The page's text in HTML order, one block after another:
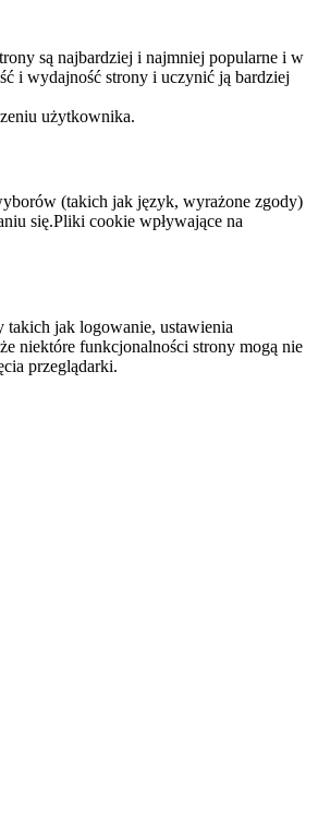
są najbardziej i najmniej popularne i w
i wydajność strony i uczynić ją bardziej
użytkownika.
(takich jak język, wyrażone zgody)
się.Pliki cookie wpływające na
takich jak logowanie, ustawienia
niektóre funkcjonalności strony mogą nie
przeglądarki.